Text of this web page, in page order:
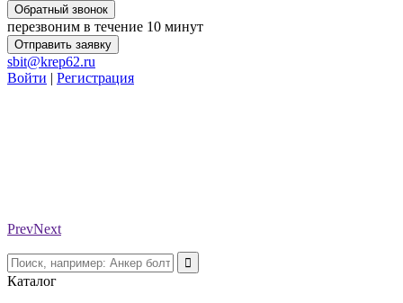
Обратный звонок
перезвоним в течение 10 минут
Отправить заявку
sbit@krep62.ru
Войти | Регистрация
PrevNext
Каталог